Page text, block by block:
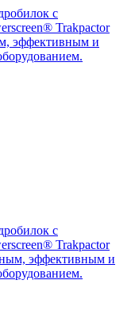
с
Trakpactor
эффективным и
с
Trakpactor
эффективным и